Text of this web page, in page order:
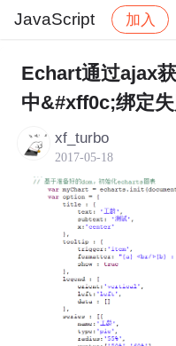
JavaScript 加入
社区 JavaScript
Echart通过ajax
中&#xff0c;绑定
xf_turbo
2017-05-18